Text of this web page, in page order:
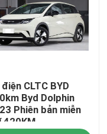
CLTC BYD
Byd Dolphin
Phiên bản miễn
420KM